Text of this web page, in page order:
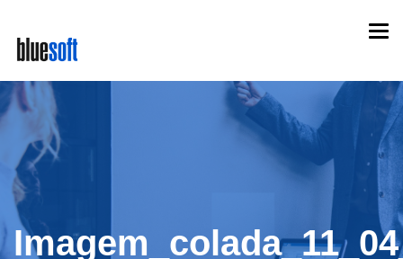
main
content